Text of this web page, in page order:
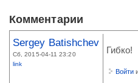
Комментарии
Sergey Batishchev
Сб, 2015-04-11 23:20
link
Гибко!
Войти